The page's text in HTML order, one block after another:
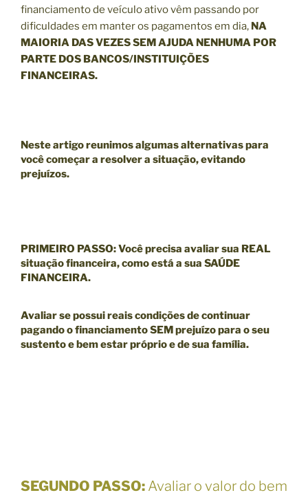
financiamento de veículo ativo vêm passando por
dificuldades em manter os pagamentos em dia, NA
MAIORIA DAS VEZES SEM AJUDA NENHUMA POR
PARTE DOS BANCOS/INSTITUIÇÕES
FINANCEIRAS.
Neste artigo reunimos algumas alternativas para
você começar a resolver a situação, evitando
prejuízos.
PRIMEIRO PASSO:Você precisa avaliar sua REAL
situação financeira, como está a sua SAÚDE
FINANCEIRA.
Avaliar se possui reais condições de continuar
pagando o financiamento SEM prejuízo para o seu
sustento e bem estar próprio e de sua família.
SEGUNDO PASSO: Avaliar o valor do bem